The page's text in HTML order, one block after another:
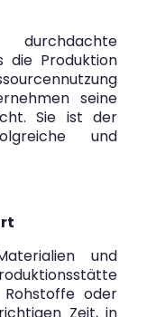
die Produktion
seine
Sie ist der
und
und
oder
Zeit, in